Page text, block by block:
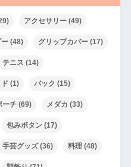
アクセサリー(49)
ー(48) グリップカバー(17)
テニス (14)
(1) バック (15)
ーチ(69) メダカ (33)
包みボタン(17)
手芸グッズ(36) 料理(48)